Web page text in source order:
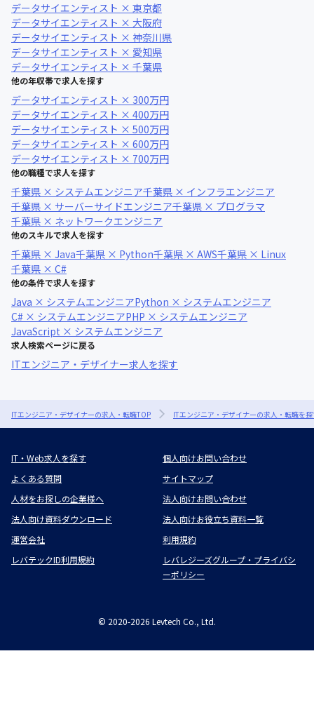
データサイエンティスト × 東京都
データサイエンティスト × 大阪府
データサイエンティスト × 神奈川県
データサイエンティスト × 愛知県
データサイエンティスト × 千葉県
他の年収帯で求人を探す
データサイエンティスト × 300万円
データサイエンティスト × 400万円
データサイエンティスト × 500万円
データサイエンティスト × 600万円
データサイエンティスト × 700万円
他の職種で求人を探す
千葉県 × システムエンジニア千葉県 × インフラエンジニア
千葉県 × サーバーサイドエンジニア千葉県 × プログラマ
千葉県 × ネットワークエンジニア
他のスキルで求人を探す
千葉県 × Java千葉県 × Python千葉県 × AWS千葉県 × Linux
千葉県 × C#
他の条件で求人を探す
Java × システムエンジニアPython × システムエンジニア
C# × システムエンジニアPHP × システムエンジニア
JavaScript × システムエンジニア
求人検索ページに戻る
ITエンジニア・デザイナー求人を探す
ITエンジニア・デザイナーの求人・転職TOP ITエンジニア・デザイナーの求人・転職を
IT・Web求人を探す
個人向けお問い合わせ
よくある質問
サイトマップ
人材をお探しの企業様へ
法人向けお問い合わせ
法人向け資料ダウンロード
法人向けお役立ち資料一覧
運営会社
利用規約
レバテックID利用規約
レバレジーズグループ・プライバシ
ーポリシー
© 2020-2026 Levtech Co., Ltd.